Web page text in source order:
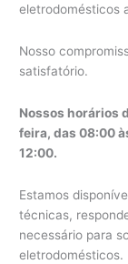
eletrodomésticos
Nosso
satisfatório.
Nossos horários
feira, das 08:00
12:00.
Estamos
técnicas,
necessário para
eletrodomésticos.